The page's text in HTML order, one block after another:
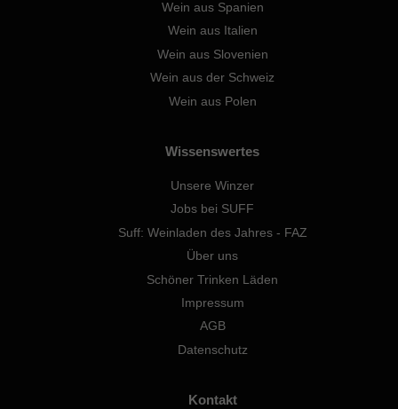
Wein aus Spanien
Wein aus Italien
Wein aus Slovenien
Wein aus der Schweiz
Wein aus Polen
Wissenswertes
Unsere Winzer
Jobs bei SUFF
Suff: Weinladen des Jahres - FAZ
Über uns
Schöner Trinken Läden
Impressum
AGB
Datenschutz
Kontakt